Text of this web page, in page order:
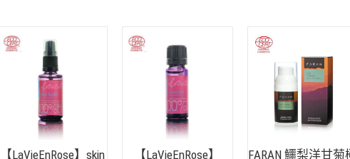
【LaVieEnRose】skin 【LaVieEnRose】 FARAN 鱷梨洋甘菊